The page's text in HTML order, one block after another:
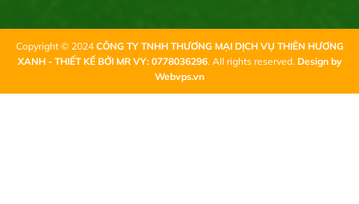
Copyright © 2024 CÔNG TY TNHH THƯƠNG MẠI DỊCH VỤ THIÊN HƯƠNG
XANH - THIẾT KẾ BỞI MR VY: 0778036296. All rights reserved. Design by
Webvps.vn